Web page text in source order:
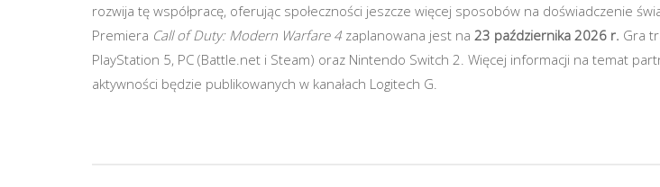
rozwija tę współpracę, oferując społeczności jeszcze więcej sposobów na doświadczenie
Premiera Call of Duty: Modern Warfare 4 zaplanowana jest na 23 października 2026 r. Gra
PlayStation 5, PC (Battle.net i Steam) oraz Nintendo Switch 2. Więcej informacji na temat
aktywności będzie publikowanych w kanałach Logitech G.